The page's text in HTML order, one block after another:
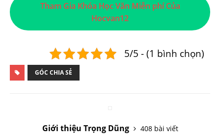
Tham Gia Khóa Học Văn Miễn phí Của
Hocvan12
5/5 - (1 bình chọn)
GÓC CHIA SẺ
Giới thiệu Trọng Dũng
408 bài viết